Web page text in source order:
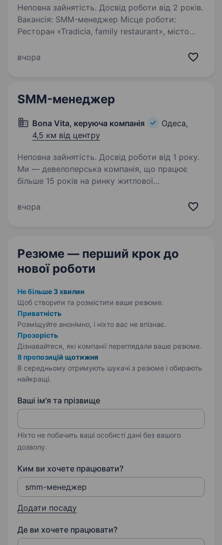
Неповна зайнятість. Досвід роботи від 2 років.
Вакансія: SMM-менеджер Місце роботи:
Ресторан «Tradicia, family restaurant», місто
Професійні навички: Контент та креатив
вчора
SMM-менеджер
Bona Vita, керуюча компанія
Одеса,
4,5 км від центру
Неповна зайнятість. Досвід роботи від 1 року.
Ми — девелоперська компанія, що працює
більше 15 років на ринку житлової
кількість проєктів у стадії активних продажів
вчора
Резюме — перший крок до
нової роботи
Не більше 3 хвилин
Щоб створити та розмістити ваше резюме.
Приватність
Розміщуйте анонімно, і ніхто вас не впізнає.
Прозорість
Дізнавайтеся, які компанії переглядали ваше резюме.
8 пропозицій щотижня
В середньому отримують шукачі з резюме і обирають
найкращі.
Ваші ім'я та прізвище
Ніхто не побачить ваші особисті дані без вашого
дозволу.
Ким ви хочете працювати?
Додати посаду
Де ви хочете працювати?